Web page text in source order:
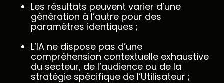
Les résultats peuvent varier d’une
génération à l’autre pour des
paramètres identiques ;
L’IA ne dispose pas d’une
compréhension contextuelle exhaustive
du secteur, de l’audience ou de la
stratégie spécifique de l’Utilisateur ;